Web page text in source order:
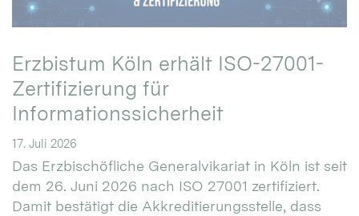
Erzbistum Köln erhält ISO-27001-
Zertifizierung für
Informationssicherheit
17. Juli 2026
Das Erzbischöfliche Generalvikariat in Köln ist seit
dem 26. Juni 2026 nach ISO 27001 zertifiziert.
Damit bestätigt die Akkreditierungsstelle, dass